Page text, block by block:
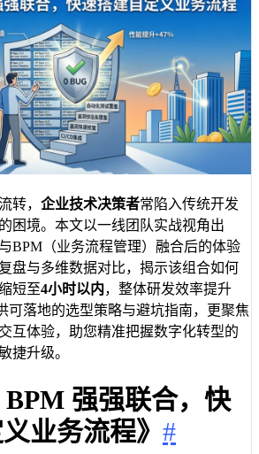
转， 企业技术决策者常陷入传统开发
困境。本文以一线团队实战视角出
与BPM（业务流程管理）融合后的体验
盘与多维数据对比，揭示该组合如何
短至4小时以内，整体研发效率提升
可落地的选型策略与避坑指南，更聚焦
互体验，助您精准把握数字化转型的
捷升级。
BPM 强强联合，快
业务流程》 #